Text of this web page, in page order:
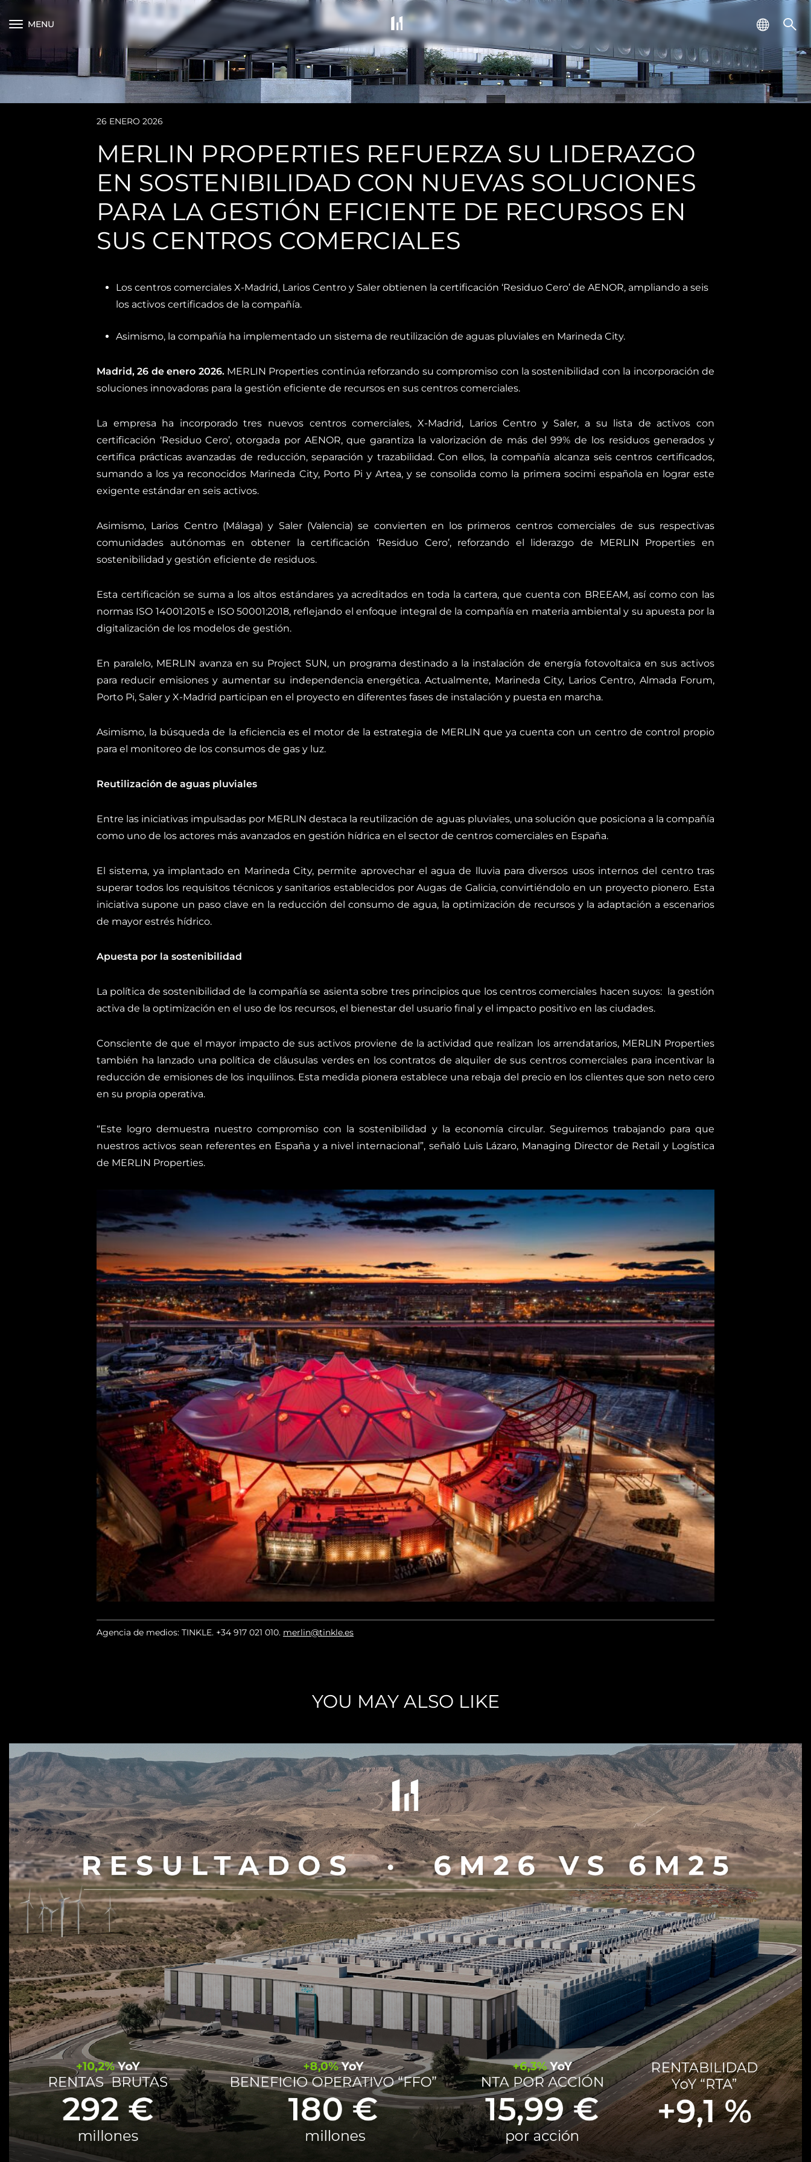
MENU
26 ENERO 2026
MERLIN PROPERTIES REFUERZA SU LIDERAZGO
EN SOSTENIBILIDAD CON NUEVAS SOLUCIONES
PARA LA GESTIÓN EFICIENTE DE RECURSOS EN
SUS CENTROS COMERCIALES
Los centros comerciales X-Madrid, Larios Centro y Saler obtienen la certificación ‘Residuo Cero’ de AENOR, ampliando a seis
los activos certificados de la compañía.
Asimismo, la compañía ha implementado un sistema de reutilización de aguas pluviales en Marineda City.
Madrid, 26 de enero 2026. MERLIN Properties continúa reforzando su compromiso con la sostenibilidad con la incorporación de
soluciones innovadoras para la gestión eficiente de recursos en sus centros comerciales.
La empresa ha incorporado tres nuevos centros comerciales, X-Madrid, Larios Centro y Saler, a su lista de activos con
certificación ‘Residuo Cero’, otorgada por AENOR, que garantiza la valorización de más del 99% de los residuos generados y
certifica prácticas avanzadas de reducción, separación y trazabilidad. Con ellos, la compañía alcanza seis centros certificados,
sumando a los ya reconocidos Marineda City, Porto Pi y Artea, y se consolida como la primera socimi española en lograr este
exigente estándar en seis activos.
Asimismo, Larios Centro (Málaga) y Saler (Valencia) se convierten en los primeros centros comerciales de sus respectivas
comunidades autónomas en obtener la certificación ‘Residuo Cero’, reforzando el liderazgo de MERLIN Properties en
sostenibilidad y gestión eficiente de residuos.
Esta certificación se suma a los altos estándares ya acreditados en toda la cartera, que cuenta con BREEAM, así como con las
normas ISO 14001:2015 e ISO 50001:2018, reflejando el enfoque integral de la compañía en materia ambiental y su apuesta por la
digitalización de los modelos de gestión.
En paralelo, MERLIN avanza en su Project SUN, un programa destinado a la instalación de energía fotovoltaica en sus activos
para reducir emisiones y aumentar su independencia energética. Actualmente, Marineda City, Larios Centro, Almada Forum,
Porto Pi, Saler y X-Madrid participan en el proyecto en diferentes fases de instalación y puesta en marcha.
Asimismo, la búsqueda de la eficiencia es el motor de la estrategia de MERLIN que ya cuenta con un centro de control propio
para el monitoreo de los consumos de gas y luz.
Reutilización de aguas pluviales
Entre las iniciativas impulsadas por MERLIN destaca la reutilización de aguas pluviales, una solución que posiciona a la compañía
como uno de los actores más avanzados en gestión hídrica en el sector de centros comerciales en España.
El sistema, ya implantado en Marineda City, permite aprovechar el agua de lluvia para diversos usos internos del centro tras
superar todos los requisitos técnicos y sanitarios establecidos por Augas de Galicia, convirtiéndolo en un proyecto pionero. Esta
iniciativa supone un paso clave en la reducción del consumo de agua, la optimización de recursos y la adaptación a escenarios
de mayor estrés hídrico.
Apuesta por la sostenibilidad
La política de sostenibilidad de la compañía se asienta sobre tres principios que los centros comerciales hacen suyos: la gestión
activa de la optimización en el uso de los recursos, el bienestar del usuario final y el impacto positivo en las ciudades.
Consciente de que el mayor impacto de sus activos proviene de la actividad que realizan los arrendatarios, MERLIN Properties
también ha lanzado una política de cláusulas verdes en los contratos de alquiler de sus centros comerciales para incentivar la
reducción de emisiones de los inquilinos. Esta medida pionera establece una rebaja del precio en los clientes que son neto cero
en su propia operativa.
“Este logro demuestra nuestro compromiso con la sostenibilidad y la economía circular. Seguiremos trabajando para que
nuestros activos sean referentes en España y a nivel internacional”, señaló Luis Lázaro, Managing Director de Retail y Logística
de MERLIN Properties.
Agencia de medios: TINKLE. +34 917 021 010. merlin@tinkle.es
YOU MAY ALSO LIKE